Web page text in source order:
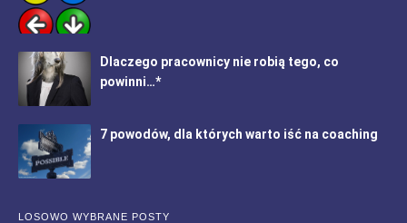
Dlaczego pracownicy nie robią tego, co
powinni…*
7 powodów, dla których warto iść na coaching
LOSOWO WYBRANE POSTY